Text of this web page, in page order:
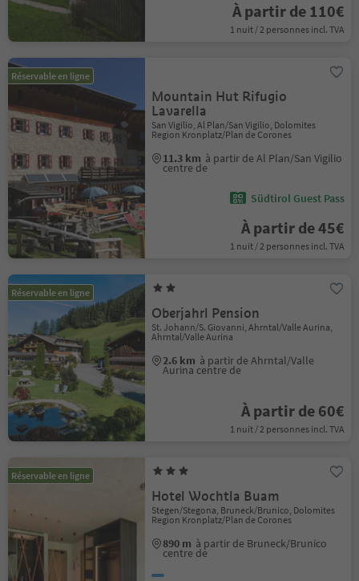
À partir de 110€
1 nuit / 2 personnes incl. TVA
Réservable en ligne
Mountain Hut Rifugio
Lavarella
San Vigilio, Al Plan/San Vigilio, Dolomites
Region Kronplatz/Plan de Corones
11.3 km à partir de Al Plan/San Vigilio
centre de
Südtirol Guest Pass
À partir de 45€
1 nuit / 2 personnes incl. TVA
Réservable en ligne
Oberjahrl Pension
St. Johann/S. Giovanni, Ahrntal/Valle Aurina,
Ahrntal/Valle Aurina
2.6 km à partir de Ahrntal/Valle
Aurina centre de
À partir de 60€
1 nuit / 2 personnes incl. TVA
Réservable en ligne
Hotel Wochtla Buam
Stegen/Stegona, Bruneck/Brunico, Dolomites
Region Kronplatz/Plan de Corones
890 m à partir de Bruneck/Brunico
centre de